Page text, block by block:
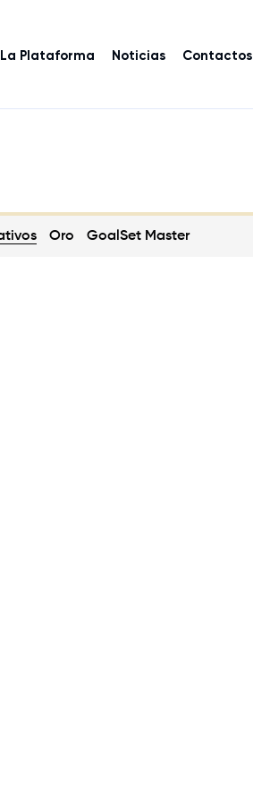
Plataforma Noticias Contactos
Oro GoalSet Master